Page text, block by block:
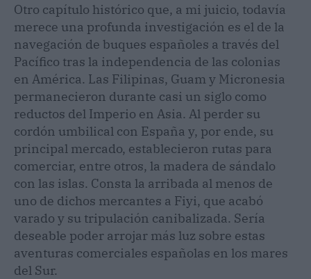
Otro capítulo histórico que, a mi juicio, todavía
merece una profunda investigación es el de la
navegación de buques españoles a través del
Pacífico tras la independencia de las colonias
en América. Las Filipinas, Guam y Micronesia
permanecieron durante casi un siglo como
reductos del Imperio en Asia. Al perder su
cordón umbilical con España y, por ende, su
principal mercado, establecieron rutas para
comerciar, entre otros, la madera de sándalo
con las islas. Consta la arribada al menos de
uno de dichos mercantes a Fiyi, que acabó
varado y su tripulación canibalizada. Sería
deseable poder arrojar más luz sobre estas
aventuras comerciales españolas en los mares
del Sur.